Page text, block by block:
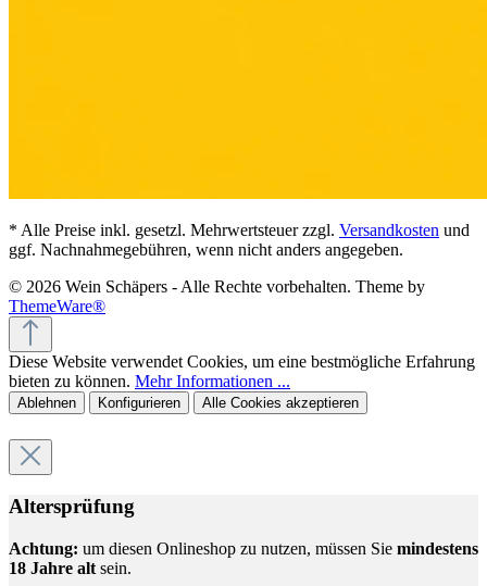
* Alle Preise inkl. gesetzl. Mehrwertsteuer zzgl. Versandkosten und
ggf. Nachnahmegebühren, wenn nicht anders angegeben.
© 2026 Wein Schäpers - Alle Rechte vorbehalten. Theme by
ThemeWare®
Diese Website verwendet Cookies, um eine bestmögliche Erfahrung
bieten zu können. Mehr Informationen ...
Ablehnen Konfigurieren Alle Cookies akzeptieren
Altersprüfung
Achtung: um diesen Onlineshop zu nutzen, müssen Sie mindestens
18 Jahre alt sein.